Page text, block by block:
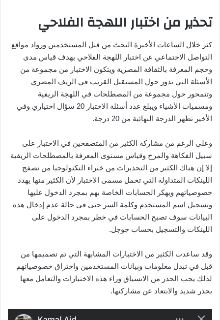
تحذير من اختبار اللهجة الفلاحي
كثر خلال الساعات الأخيرة البحث من قبل المستخدمين ورواد مواقع
التواصل الاجتماعي عن اختبار اللهجة الفلاحي بهدف قياس مدى
وحجم المعرفة بالثقافة المصرية ويتكون الاختبار من مجموعة من
الأسئلة التي تدور حول المستقبل القريب في الريف المصري
وتتمحور حول مجموعة من المصطلحات في اللهجة الريفية
ومسميات الأشياء ويبلغ عدد أسئلة الاختبار 20 سؤال اختياري وفي
الأخير تظهر الدرجة النهائية من 20 درجة.
وعلى الرغم من مشاركة الكثير من المتصفحين في الاختبار على
سبيل الفكاهة والمرح وقياس مستوى المعرفة بالمصطلحات الريفية
إلا إن هناك الكثير من التحذيرات من خبراء التكنولوجيا من تصفح
اللينكات المتداولة التي تحمل مسمى الاختبار لأن الكثير منها يهدد
خصوصياتهم ويهكر الحسابات الخاصة بهم بمجرد الدخول عليها
وتسجيل اسم المستخدم وكلمة السر حتى في حالة عدم إدخال هذه
البيانات سوف تصبح الحسابات في خطر بمجرد الدخول على
اللينكات والتسجيل بحساب جوجل.
وقد ساعدت الكثير من الاختبارات المشابهة التي تم تصميمها من
قبل في تبدل معلومات وبيانات المستخدمين واختراق خصوصياتهم
لذلك يجب الحذر من الانسياق وراء هذه الاختبارات والتعامل معها
بحذر شديد والابتعاد عن مشاركتها.